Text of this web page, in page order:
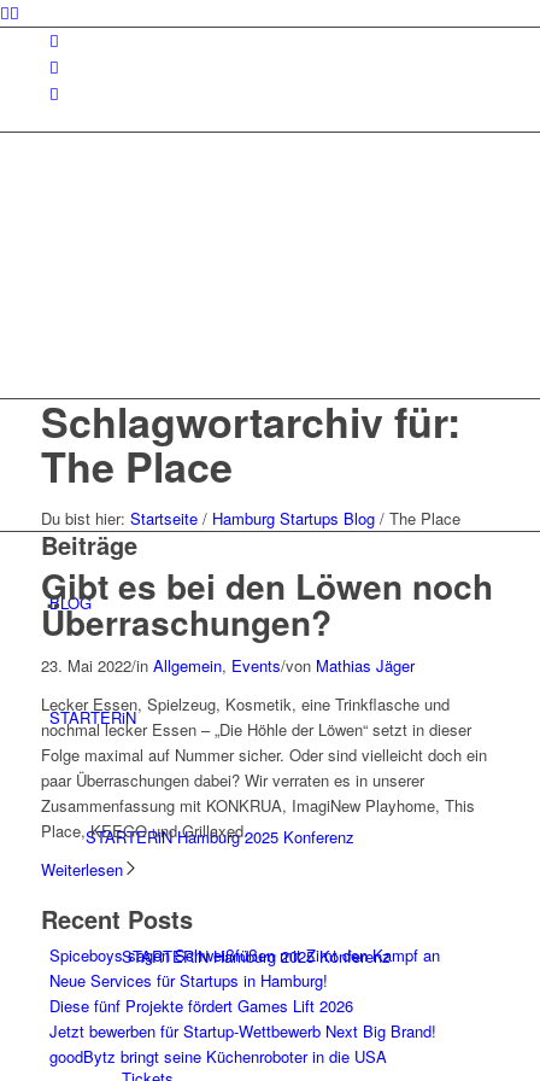
BLOG
STARTERiN
STARTERiN Hamburg 2025 Konferenz
STARTERiN Hamburg 2025 Konferenz
Schlagwortarchiv für:
The Place
Du bist hier: Startseite / Hamburg Startups Blog / The Place
Beiträge
Gibt es bei den Löwen noch
Überraschungen?
23. Mai 2022/in Allgemein, Events/von Mathias Jäger
Lecker Essen, Spielzeug, Kosmetik, eine Trinkflasche und
nochmal lecker Essen – „Die Höhle der Löwen“ setzt in dieser
Folge maximal auf Nummer sicher. Oder sind vielleicht doch ein
paar Überraschungen dabei? Wir verraten es in unserer
Zusammenfassung mit KONKRUA, ImagiNew Playhome, This
Place, KEEGO und Grillaxed.
Weiterlesen
Recent Posts
Spiceboys sagen Schweißfüßen mit Zimt den Kampf an
Neue Services für Startups in Hamburg!
Diese fünf Projekte fördert Games Lift 2026
Jetzt bewerben für Startup-Wettbewerb Next Big Brand!
goodBytz bringt seine Küchenroboter in die USA